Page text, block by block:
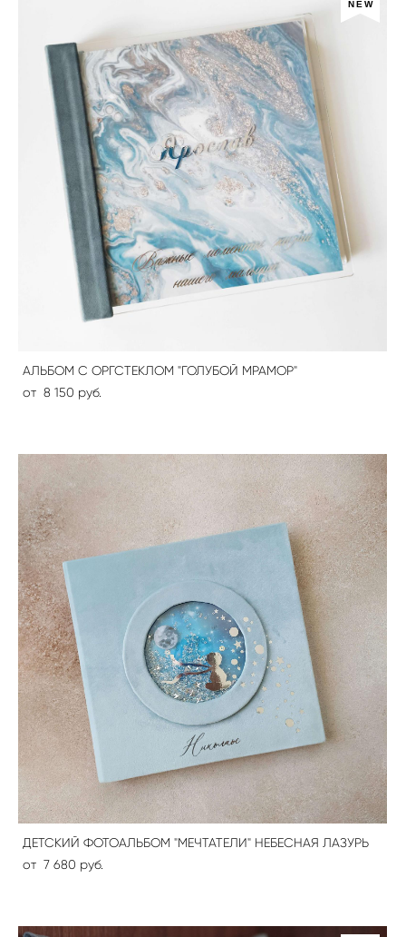
NEW
АЛЬБОМ С ОРГСТЕКЛОМ "ГОЛУБОЙ МРАМОР"
от 8 150 pуб.
ДЕТСКИЙ ФОТОАЛЬБОМ "МЕЧТАТЕЛИ" НЕБЕСНАЯ ЛАЗУРЬ
от 7 680 pуб.